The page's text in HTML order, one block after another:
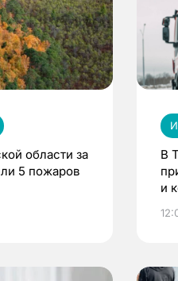
области за
5 пожаров
В
и